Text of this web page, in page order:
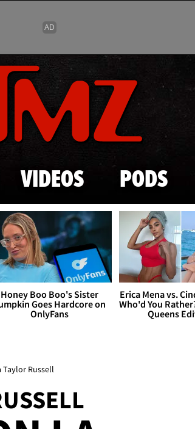
Skip to main content
VIDEOS PODS
Honey Boo Boo's Sister
Goes Hardcore on
OnlyFans
Erica Mena vs.
Who'd You
Queens
Russell